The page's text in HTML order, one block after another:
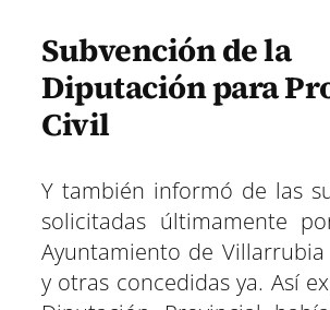
Subvención de la
Diputación para
Civil
Y también informó de las
solicitadas últimamente
Ayuntamiento de
y otras concedidas ya. Así